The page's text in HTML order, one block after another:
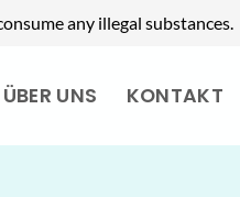
any illegal substances.
ÜBER UNS KONTAKT